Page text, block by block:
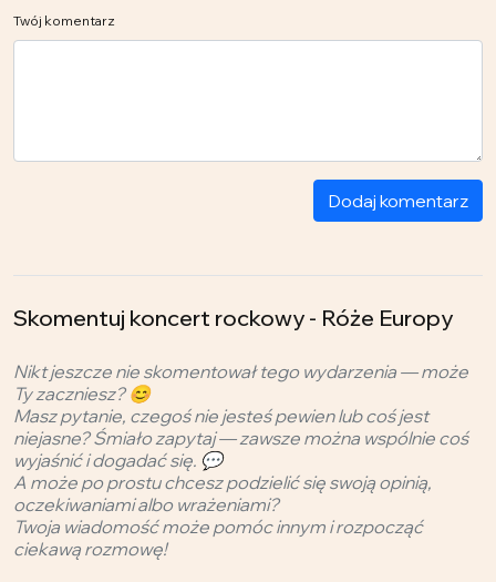
Twój komentarz
Dodaj komentarz
Skomentuj koncert rockowy - Róże Europy
Nikt jeszcze nie skomentował tego wydarzenia — może
Ty zaczniesz? 😊
Masz pytanie, czegoś nie jesteś pewien lub coś jest
niejasne? Śmiało zapytaj — zawsze można wspólnie coś
wyjaśnić i dogadać się. 💬
A może po prostu chcesz podzielić się swoją opinią,
oczekiwaniami albo wrażeniami?
Twoja wiadomość może pomóc innym i rozpocząć
ciekawą rozmowę!